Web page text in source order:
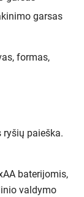
garsas
formas,
paieška.
baterijomis,
valdymo